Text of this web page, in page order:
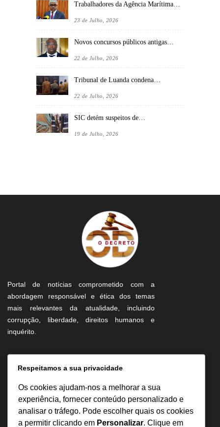
Trabalhadores da Agência Marítima…
23 de Julho, 2026
Novos concursos públicos antigas…
22 de Julho, 2026
Tribunal de Luanda condena…
22 de Julho, 2026
SIC detém suspeitos de…
19 de Julho, 2026
Portal de notícias comprometido com a
abordagem responsável e ética dos temas
mais relevantes da atualidade, incluindo
corrupção, liberdade, direitos humanos e
inquérito.
Informação
Sobre Nós
Estatuto Editorial
Inquérito
Denuncia
Respeitamos a sua privacidade
Os cookies ajudam-nos a melhorar a sua
experiência, fornecer conteúdo personalizado e
analisar o tráfego. Pode escolher quais os cookies
a permitir clicando em Personalizar. Clique em